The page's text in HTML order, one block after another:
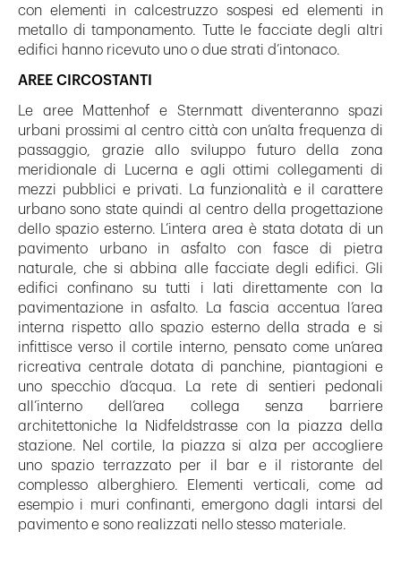
con elementi in calcestruzzo sospesi ed elementi in
metallo di tamponamento. Tutte le facciate degli altri
edifici hanno ricevuto uno o due strati d’intonaco.
AREE CIRCOSTANTI
Le aree Mattenhof e Sternmatt diventeranno spazi
urbani prossimi al centro città con un’alta frequenza di
passaggio, grazie allo sviluppo futuro della zona
meridionale di Lucerna e agli ottimi collegamenti di
mezzi pubblici e privati. La funzionalità e il carattere
urbano sono state quindi al centro della progettazione
dello spazio esterno. L’intera area è stata dotata di un
pavimento urbano in asfalto con fasce di pietra
naturale, che si abbina alle facciate degli edifici. Gli
edifici confinano su tutti i lati direttamente con la
pavimentazione in asfalto. La fascia accentua l’area
interna rispetto allo spazio esterno della strada e si
infittisce verso il cortile interno, pensato come un’area
ricreativa centrale dotata di panchine, piantagioni e
uno specchio d’acqua. La rete di sentieri pedonali
all’interno dell’area collega senza barriere
architettoniche la Nidfeldstrasse con la piazza della
stazione. Nel cortile, la piazza si alza per accogliere
uno spazio terrazzato per il bar e il ristorante del
complesso alberghiero. Elementi verticali, come ad
esempio i muri confinanti, emergono dagli intarsi del
pavimento e sono realizzati nello stesso materiale.